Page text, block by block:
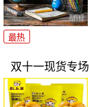
最热
双十一现货专